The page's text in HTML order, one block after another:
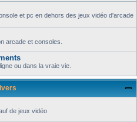
et pc en dehors des jeux vidéo d'arcade
arcade et consoles.
ou dans la vraie vie.
de jeux vidéo